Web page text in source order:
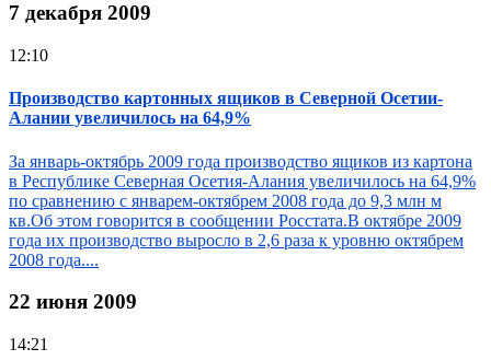
7 декабря 2009
12:10
Производство картонных ящиков в Северной Осетии-
Алании увеличилось на 64,9%
За январь-октябрь 2009 года производство ящиков из картона
в Республике Северная Осетия-Алания увеличилось на 64,9%
по сравнению с январем-октябрем 2008 года до 9,3 млн м
кв.Об этом говорится в сообщении Росстата.В октябре 2009
года их производство выросло в 2,6 раза к уровню октябрем
2008 года....
22 июня 2009
14:21